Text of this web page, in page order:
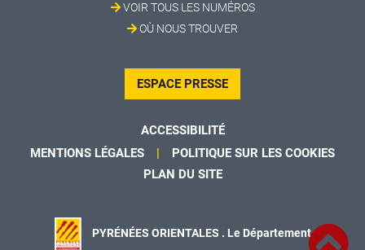
VOIR TOUS LES NUMÉROS
OÙ NOUS TROUVER
ESPACE PRESSE
ACCESSIBILITÉ
MENTIONS LÉGALES
POLITIQUE SUR LES COOKIES
PLAN DU SITE
PYRÉNÉES ORIENTALES . Le Département